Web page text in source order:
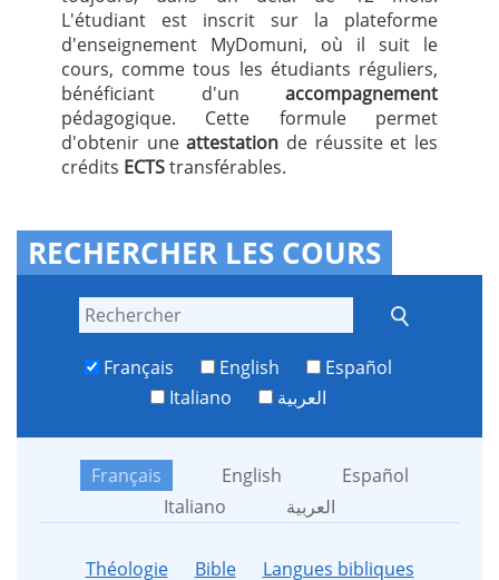
L'étudiant est inscrit sur la plateforme
d'enseignement MyDomuni, où il suit le
cours, comme tous les étudiants réguliers,
bénéficiant d'un accompagnement
pédagogique. Cette formule permet
d'obtenir uneattestation de réussite et les
crédits ECTStransférables.
RECHERCHER LES COURS
Français English
Español
Italiano
العربية
Français English
Español
Italiano
العربية
Théologie Bible Langues bibliques